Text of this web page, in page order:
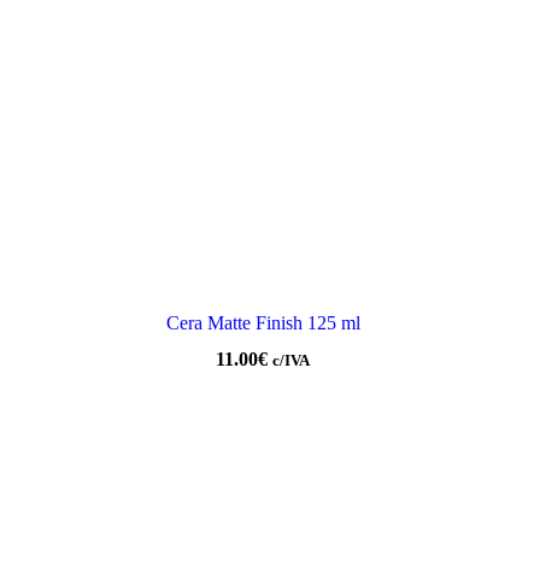
Cera Matte Finish 125 ml
11.00€ c/IVA